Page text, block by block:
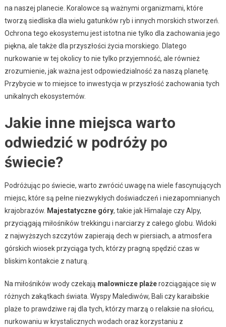
na naszej planecie. Koralowce są ważnymi organizmami, które
tworzą siedliska dla wielu gatunków ryb i innych morskich stworzeń.
Ochrona tego ekosystemu jest istotna nie tylko dla zachowania jego
piękna, ale także dla przyszłości życia morskiego. Dlatego
nurkowanie w tej okolicy to nie tylko przyjemność, ale również
zrozumienie, jak ważna jest odpowiedzialność za naszą planetę.
Przybycie w to miejsce to inwestycja w przyszłość zachowania tych
unikalnych ekosystemów.
Jakie inne miejsca warto
odwiedzić w podróży po
świecie?
Podróżując po świecie, warto zwrócić uwagę na wiele fascynujących
miejsc, które są pełne niezwykłych doświadczeń i niezapomnianych
krajobrazów. Majestatyczne góry, takie jak Himalaje czy Alpy,
przyciągają miłośników trekkingu i narciarzy z całego globu. Widoki
z najwyższych szczytów zapierają dech w piersiach, a atmosfera
górskich wiosek przyciąga tych, którzy pragną spędzić czas w
bliskim kontakcie z naturą.
Na miłośników wody czekają malownicze plażerozciągające się w
różnych zakątkach świata. Wyspy Malediwów, Bali czy karaibskie
plaże to prawdziwe raj dla tych, którzy marzą o relaksie na słońcu,
nurkowaniu w krystalicznych wodach oraz korzystaniu z